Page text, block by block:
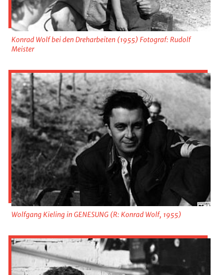
Konrad Wolf bei den Dreharbeiten (1955) Fotograf: Rudolf
Meister
Wolfgang Kieling in GENESUNG (R: Konrad Wolf, 1955)